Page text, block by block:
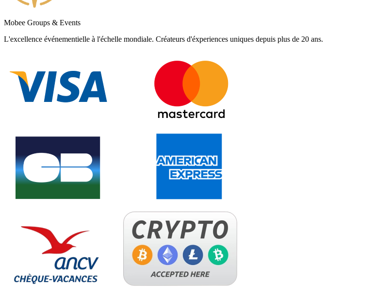
Mobee Groups & Events
L'excellence événementielle à l'échelle mondiale. Créateurs d'éxperiences uniques depuis plus de 20 ans.